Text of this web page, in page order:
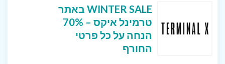
WINTER SALE באתר
טרמינל איקס – 70%
הנחה על כל פרטי
החורף